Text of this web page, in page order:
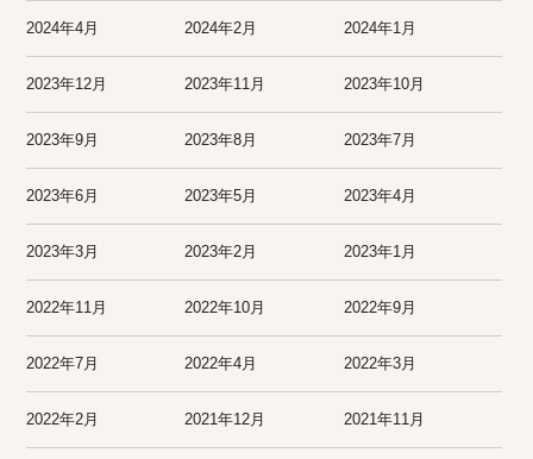
2024年4月 2024年2月 2024年1月
2023年12月 2023年11月 2023年10月
2023年9月 2023年8月 2023年7月
2023年6月 2023年5月 2023年4月
2023年3月 2023年2月 2023年1月
2022年11月 2022年10月 2022年9月
2022年7月 2022年4月 2022年3月
2022年2月 2021年12月 2021年11月